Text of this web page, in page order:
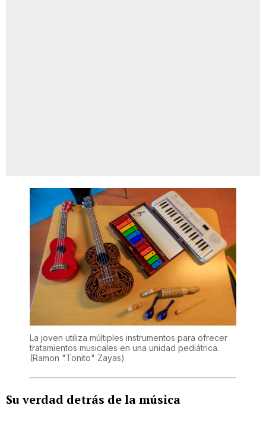
La joven utiliza múltiples instrumentos para ofrecer
tratamientos musicales en una unidad pediátrica.
(Ramon "Tonito" Zayas)
Su verdad detrás de la música